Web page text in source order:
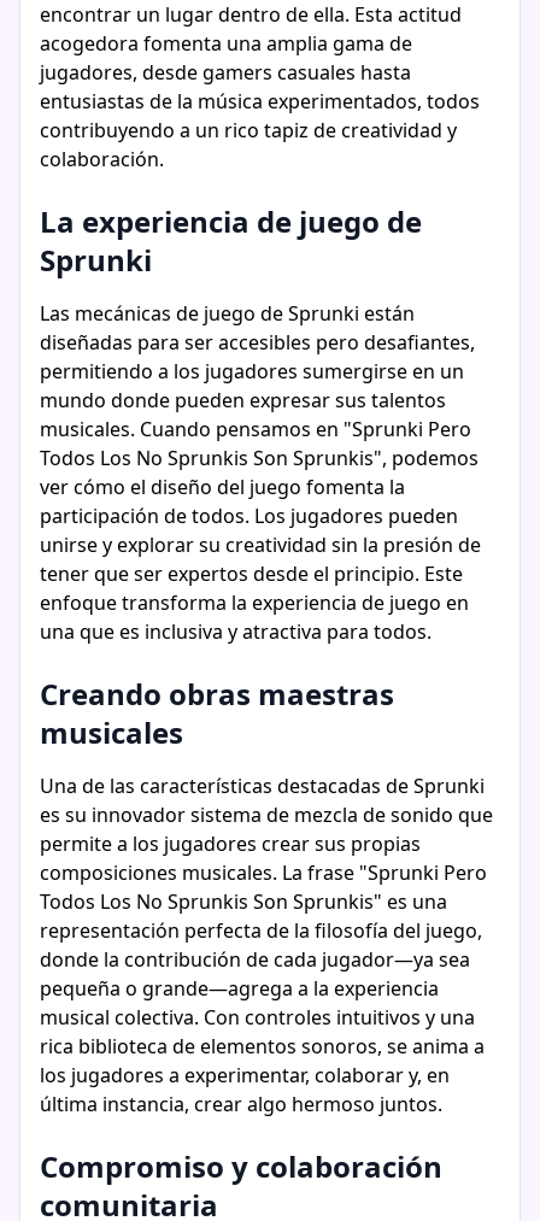
encontrar un lugar dentro de ella. Esta actitud
acogedora fomenta una amplia gama de
jugadores, desde gamers casuales hasta
entusiastas de la música experimentados, todos
contribuyendo a un rico tapiz de creatividad y
colaboración.
La experiencia de juego de
Sprunki
Las mecánicas de juego de Sprunki están
diseñadas para ser accesibles pero desafiantes,
permitiendo a los jugadores sumergirse en un
mundo donde pueden expresar sus talentos
musicales. Cuando pensamos en "Sprunki Pero
Todos Los No Sprunkis Son Sprunkis", podemos
ver cómo el diseño del juego fomenta la
participación de todos. Los jugadores pueden
unirse y explorar su creatividad sin la presión de
tener que ser expertos desde el principio. Este
enfoque transforma la experiencia de juego en
una que es inclusiva y atractiva para todos.
Creando obras maestras
musicales
Una de las características destacadas de Sprunki
es su innovador sistema de mezcla de sonido que
permite a los jugadores crear sus propias
composiciones musicales. La frase "Sprunki Pero
Todos Los No Sprunkis Son Sprunkis" es una
representación perfecta de la filosofía del juego,
donde la contribución de cada jugador—ya sea
pequeña o grande—agrega a la experiencia
musical colectiva. Con controles intuitivos y una
rica biblioteca de elementos sonoros, se anima a
los jugadores a experimentar, colaborar y, en
última instancia, crear algo hermoso juntos.
Compromiso y colaboración
comunitaria